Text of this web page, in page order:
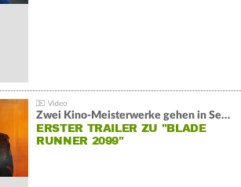
Zwei Kino-Meisterwerke gehen in Serie:
ERSTER TRAILER ZU "BLADE
RUNNER 2099"